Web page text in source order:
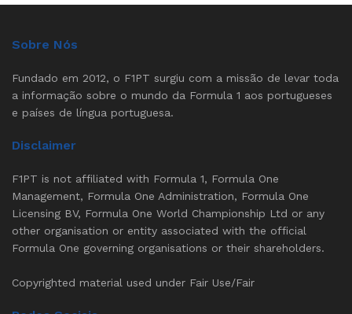
Sobre Nós
Fundado em 2012, o F1PT surgiu com a missão de levar toda
a informação sobre o mundo da Formula 1 aos portugueses
e países de língua portuguesa.
Disclaimer
F1PT is not affiliated with Formula 1, Formula One
Management, Formula One Administration, Formula One
Licensing BV, Formula One World Championship Ltd or any
other organisation or entity associated with the official
Formula One governing organisations or their shareholders.
Copyrighted material used under Fair Use/Fair